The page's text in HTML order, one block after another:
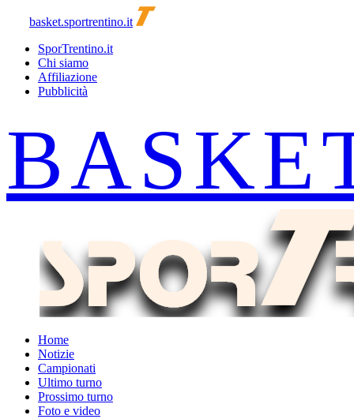
basket.sportrentino.it
SporTrentino.it
Chi siamo
Affiliazione
Pubblicità
Home
Notizie
Campionati
Ultimo turno
Prossimo turno
Foto e video